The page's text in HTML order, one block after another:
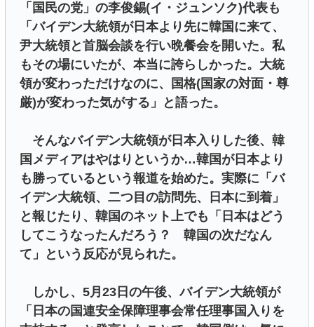
「国民の党」の李俊錫(イ・ジュンソク)代表も
「バイデン大統領が日本より先に韓国に来て、
尹大統領と首脳会談を行い晩餐会を開いた。私
もその場にいたが、本当に誇らしかった。大統
領が変わっただけなのに、国格(国家の対面・尊
厳)が変わった気がする」と語った。
そんなバイデン大統領が日本入りした後、韓
国メディアはやはりというか…韓国が日本より
も勝っているという報道を始めた。実際に「バ
イデン大統領、二つ目の訪問先、日本に到着」
と報じたり、韓国のネット上でも「日本はどう
してこうなったんだろう？ 韓国の次だなん
て」という反応が見られた。
しかし、5月23日の午後、バイデン大統領が
「日本の国連安全保障理事会常任理事国入りを